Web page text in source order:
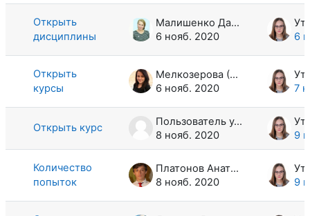
Открыть
дисциплины
Малишенко Дарья Григорьевна
6 нояб. 2020
6
Открыть
курсы
Мелкозерова (Верзина) Анна Андреевна
6 нояб. 2020
7
Открыть курс
Пользователь удален
8 нояб. 2020
9
Количество
попыток
Платонов Анатолий Витальевич
8 нояб. 2020
9